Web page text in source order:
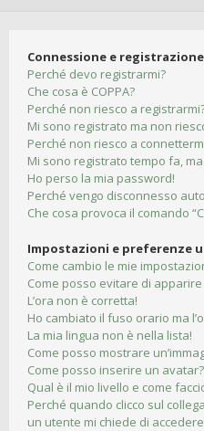
Connessione e registrazione
Perché devo registrarmi?
Che cosa è COPPA?
Perché non riesco a
Mi sono registrato ma non
Perché non riesco a
Mi sono registrato tempo fa,
Ho perso la mia password!
Perché vengo disconnesso
Che cosa provoca il comando
Impostazioni e preferenze
Come cambio le mie
Come posso evitare di
L’ora non è corretta!
Ho cambiato il fuso orario ma
La mia lingua non è nella lista!
Come posso mostrare
Come posso inserire un avatar?
Qual è il mio livello e come
Perché quando clicco sul
un utente mi chiede di